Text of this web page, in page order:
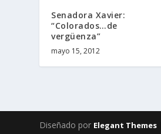
Senadora Xavier:
“Colorados…de
vergüenza”
mayo 15, 2012
Diseñado por Elegant Themes